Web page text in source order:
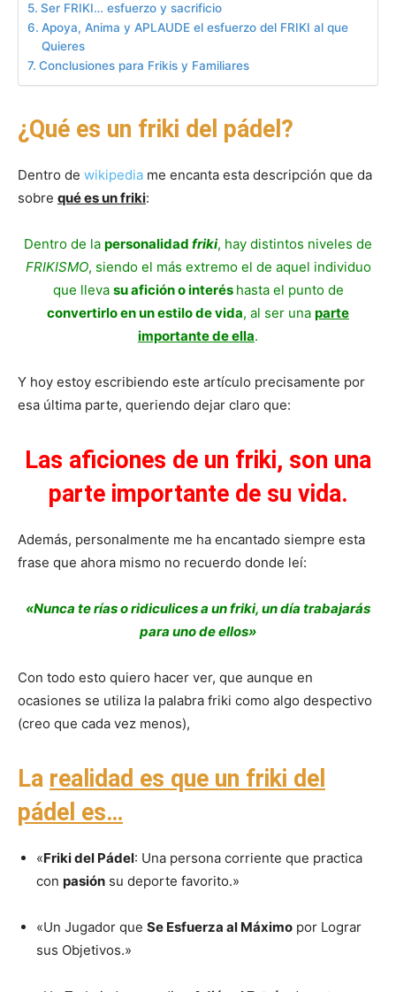
Ser FRIKI… esfuerzo y sacrificio
Apoya, Anima y APLAUDE el esfuerzo del FRIKI al que
Quieres
Conclusiones para Frikis y Familiares
¿Qué es un friki del pádel?
Dentro de wikipedia me encanta esta descripción que da
sobre qué es un friki:
Dentro de la personalidad friki, hay distintos niveles de
FRIKISMO, siendo el más extremo el de aquel individuo
que lleva su afición o interés hasta el punto de
convertirlo en un estilo de vida, al ser una parte
importante de ella.
Y hoy estoy escribiendo este artículo precisamente por
esa última parte, queriendo dejar claro que:
Las aficiones de un friki, son una
parte importante de su vida.
Además, personalmente me ha encantado siempre esta
frase que ahora mismo no recuerdo donde leí:
«Nunca te rías o ridiculices a un friki, un día trabajarás
para uno de ellos»
Con todo esto quiero hacer ver, que aunque en
ocasiones se utiliza la palabra friki como algo despectivo
(creo que cada vez menos),
La realidad es que un friki del
pádel es…
«Friki del Pádel: Una persona corriente que practica
con pasión su deporte favorito.»
«Un Jugador que Se Esfuerza al Máximo por Lograr
sus Objetivos.»